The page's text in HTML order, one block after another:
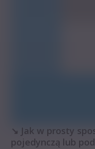
↘️ Jak w prosty
pojedynczą lub